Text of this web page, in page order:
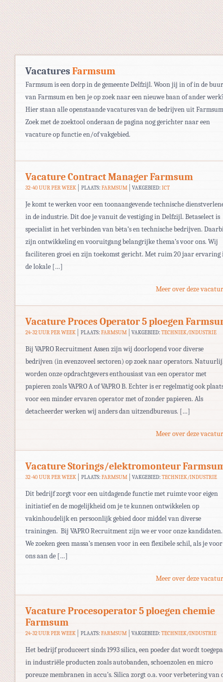
VacaturesFarmsum
Farmsum is een dorp in de gemeente Delfzijl. Woon jij in of in de
van Farmsum en ben je op zoek naar een nieuwe baan of ander
Hier staan alle openstaande vacatures van de bedrijven uit
Zoek met de zoektool onderaan de pagina nog gerichter naar een
vacature op functie en/of vakgebied.
Vacature Contract Manager Farmsum
32-40 UUR PER WEEK PLAATS: FARMSUM VAKGEBIED:ICT
Je komt te werken voor een toonaangevende technische
in de industrie. Dit doe je vanuit de vestiging in Delfzijl. Betaselect is
specialist in het verbinden van bèta’s en technische bedrijven.
zijn ontwikkeling en vooruitgang belangrijke thema’s voor ons. Wij
faciliteren groei en zijn toekomst gericht. Met ruim 20 jaar ervaring
de lokale […]
Meer over deze
Vacature Proces Operator 5 ploegen
24-32 UUR PER WEEK PLAATS: FARMSUM VAKGEBIED:TECHNIEK/INDUSTRIE
Bij VAPRO Recruitment Assen zijn wij doorlopend voor diverse
bedrijven (in evenzoveel sectoren) op zoek naar operators.
worden onze opdrachtgevers enthousiast van een operator met
papieren zoals VAPRO A of VAPRO B. Echter is er regelmatig ook
voor een minder ervaren operator met of zonder papieren. Als
detacheerder werken wij anders dan uitzendbureaus. […]
Meer over deze
Vacature Storings/elektromonteur
32-40 UUR PER WEEK PLAATS: FARMSUM VAKGEBIED:TECHNIEK/INDUSTRIE
Dit bedrijf zorgt voor een uitdagende functie met ruimte voor eigen
initiatief en de mogelijkheid om je te kunnen ontwikkelen op
vakinhoudelijk en persoonlijk gebied door middel van diverse
trainingen. Bij VAPRO Recruitment zijn we er voor onze kandidaten.
We zoeken geen massa’s mensen voor in een flexibele schil, als je voor
ons aan de […]
Meer over deze
Vacature Procesoperator 5 ploegen chemie
Farmsum
24-32 UUR PER WEEK PLAATS: FARMSUM VAKGEBIED:TECHNIEK/INDUSTRIE
Het bedrijf produceert sinds 1993 silica, een poeder dat wordt
in industriële producten zoals autobanden, schoenzolen en micro
poreuze membranen in accu’s. Silica zorgt o.a. voor verbetering van